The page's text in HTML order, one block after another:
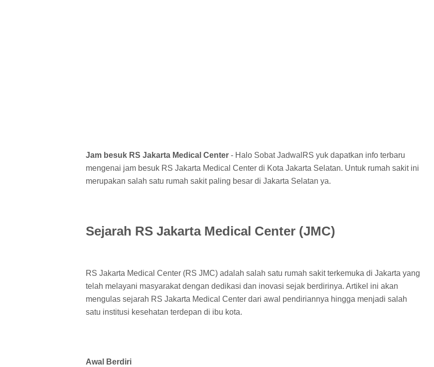
Jam besuk RS Jakarta Medical Center - Halo Sobat JadwalRS yuk dapatkan info terbaru
mengenai jam besuk RS Jakarta Medical Center di Kota Jakarta Selatan. Untuk rumah sakit ini
merupakan salah satu rumah sakit paling besar di Jakarta Selatan ya.
Sejarah RS Jakarta Medical Center (JMC)
RS Jakarta Medical Center (RS JMC) adalah salah satu rumah sakit terkemuka di Jakarta yang
telah melayani masyarakat dengan dedikasi dan inovasi sejak berdirinya. Artikel ini akan
mengulas sejarah RS Jakarta Medical Center dari awal pendiriannya hingga menjadi salah
satu institusi kesehatan terdepan di ibu kota.
Awal Berdiri